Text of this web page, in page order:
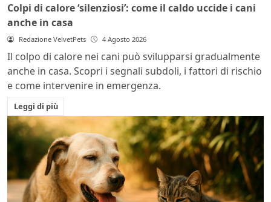
Colpi di calore ‘silenziosi’: come il caldo uccide i cani
anche in casa
Redazione VelvetPets 4 Agosto 2026
Il colpo di calore nei cani può svilupparsi gradualmente
anche in casa. Scopri i segnali subdoli, i fattori di rischio
e come intervenire in emergenza.
Leggi di più